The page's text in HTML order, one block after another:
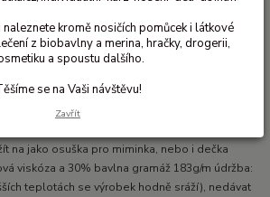
na jako osuška pro miminka, nebo i dečka
viskóza a 30% bavlna gramáž 183g/m údržba:
teplotách se výrobek hodně sráží), nedávat
kromě nosičích pomůcek i látkové
z biobavlny a merina, hračky, drogerii,
a spoustu dalšího.
se na Vaši návštěvu!
Zavřít